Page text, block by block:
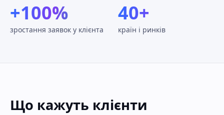
+100%
зростання заявок у клієнта
40+
країн і ринків
Що кажуть клієнти